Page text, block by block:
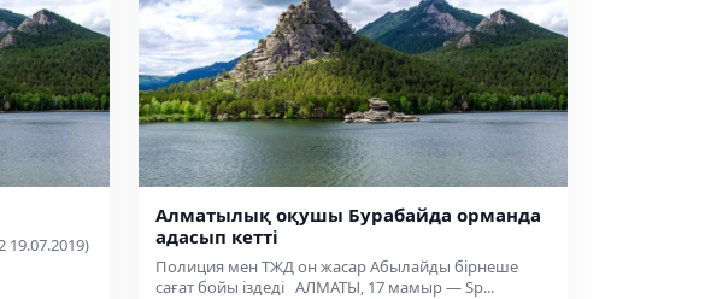
Алматылық оқушы Бурабайда орманда
адасып кетті
Полиция мен ТЖД он жасар Абылайды бірнеше
сағат бойы іздеді АЛМАТЫ, 17 мамыр — Sp...